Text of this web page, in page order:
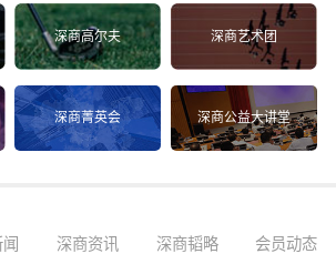
深商高尔夫 深商艺术团
深商菁英会 深商公益大讲堂
深商资讯 深商韬略 会员动态